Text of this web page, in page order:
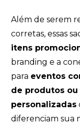
Além de serem
corretas, essas
itens
branding e a
para eventos
de produtos
personalizadas
diferenciam sua